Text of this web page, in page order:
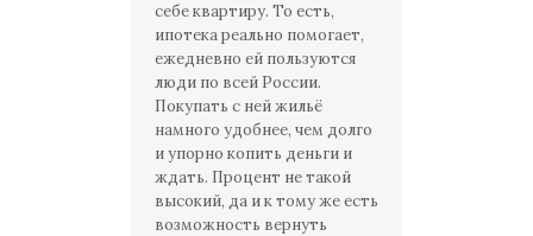
себе квартиру. То есть,
ипотека реально помогает,
ежедневно ей пользуются
люди по всей России.
Покупать с ней жильё
намного удобнее, чем долго
и упорно копить деньги и
ждать. Процент не такой
высокий, да и к тому же есть
возможность вернуть